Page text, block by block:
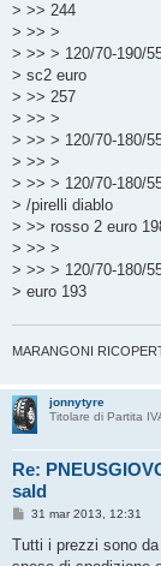
> >> 244
> >> >
> >> > 120/70-190/
> sc2 euro
> >> 257
> >> >
> >> > 120/70-180/
> >> >
> >> > 120/70-180/
> /pirelli diablo
> >> rosso 2 euro
> >> >
> >> > 120/70-180/
> euro 193
MARANGONI
jonnytyre
Titolare di Partita
Re:
sald
M
s
31 mar 2013, 12:31
Tutti i prezzi sono